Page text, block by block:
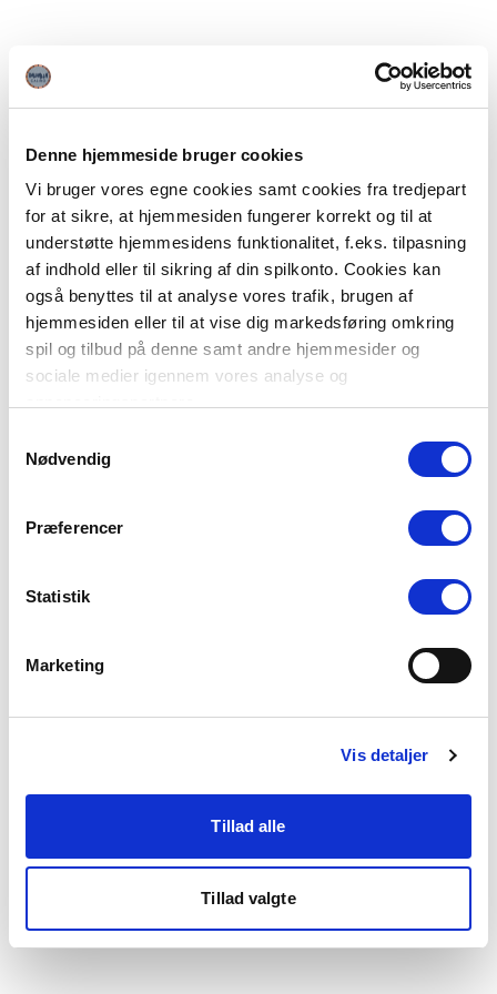
Denne hjemmeside bruger cookies
Vi bruger vores egne cookies samt cookies fra tredjepart
for at sikre, at hjemmesiden fungerer korrekt og til at
understøtte hjemmesidens funktionalitet, f.eks. tilpasning
af indhold eller til sikring af din spilkonto. Cookies kan
også benyttes til at analyse vores trafik, brugen af
hjemmesiden eller til at vise dig markedsføring omkring
spil og tilbud på denne samt andre hjemmesider og
sociale medier igennem vores analyse og
Du kan læse mere om vores brug af cookies under
"Detaljer" eller ved at klikke videre til vores Cookiepolitik,
Nødvendig
Præferencer
Statistik
Marketing
Vis detaljer
Tillad alle
Tillad valgte